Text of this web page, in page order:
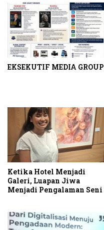
EKSEKUTIF MEDIA GROUP
Ketika Hotel Menjadi
Galeri, Luapan Jiwa
Menjadi Pengalaman Seni